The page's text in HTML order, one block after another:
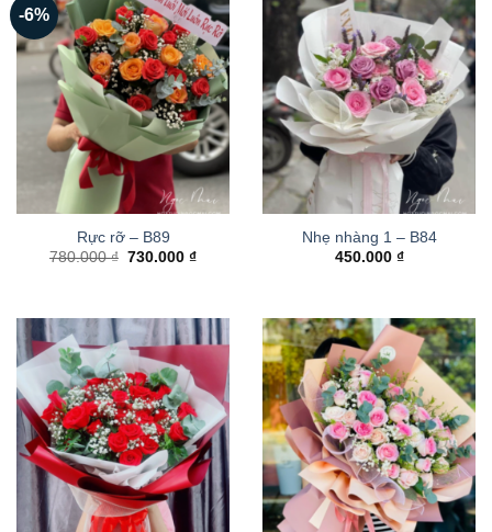
-6%
Rực rỡ – B89
780.000₫ Giá
730.000₫Giá
Nhẹ nhàng 1 – B84
450.000 ₫